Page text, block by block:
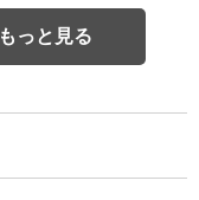
もっと見る